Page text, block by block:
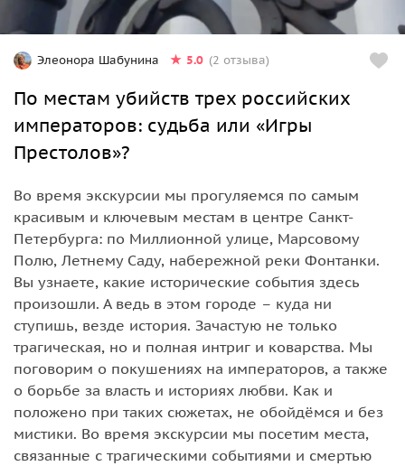
Элеонора Шабунина 5.0 (2 отзыва)
По местам убийств трех российских
императоров: судьба или «Игры
Престолов»?
Во время экскурсии мы прогуляемся по самым
красивым и ключевым местам в центре Санкт-
Петербурга: по Миллионной улице, Марсовому
Полю, Летнему Саду, набережной реки Фонтанки.
Вы узнаете, какие исторические события здесь
произошли. А ведь в этом городе – куда ни
ступишь, везде история. Зачастую не только
трагическая, но и полная интриг и коварства. Мы
поговорим о покушениях на императоров, а также
о борьбе за власть и историях любви. Как и
положено при таких сюжетах, не обойдёмся и без
мистики. Во время экскурсии мы посетим места,
связанные с трагическими событиями и смертью